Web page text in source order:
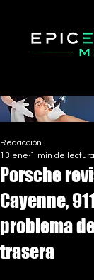
Porsche
Cayenne,
problema
trasera
Redacción
13 ene 1 min de lectura